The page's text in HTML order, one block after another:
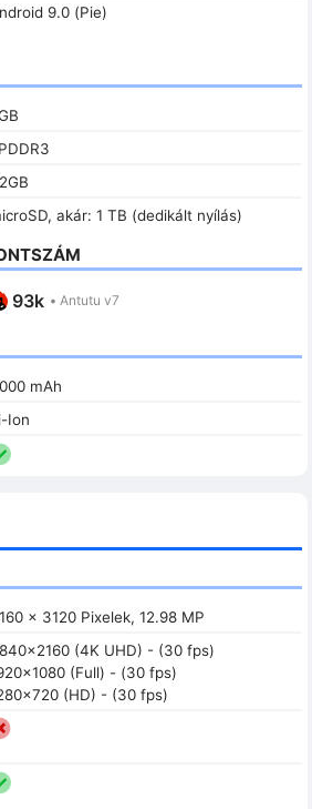
9.0 (Pie)
akár: 1 TB (dedikált nyílás)
93k • Antutu v7
mAh
Ion
x 3120 Pixelek, 12.98 MP
(4K UHD) - (30 fps)
(Full) - (30 fps)
(HD) - (30 fps)